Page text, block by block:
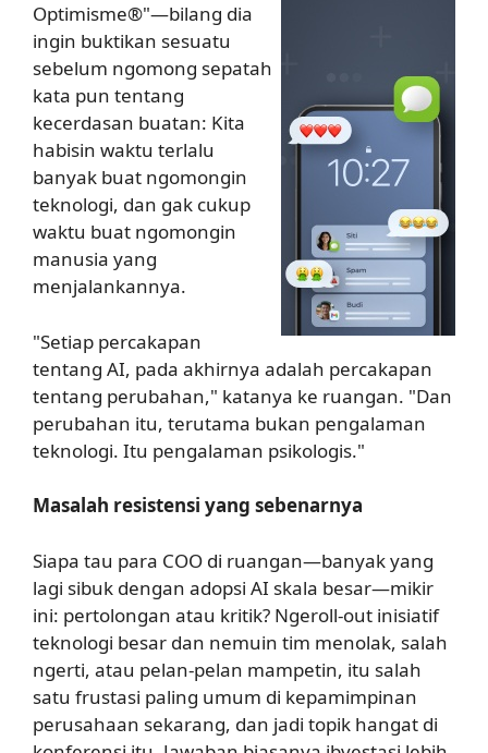
Optimisme®"—bilang dia
ingin buktikan sesuatu
sebelum ngomong sepatah
kata pun tentang
kecerdasan buatan: Kita
habisin waktu terlalu
banyak buat ngomongin
teknologi, dan gak cukup
waktu buat ngomongin
manusia yang
menjalankannya.
"Setiap percakapan
tentang AI, pada akhirnya adalah percakapan
tentang perubahan," katanya ke ruangan. "Dan
perubahan itu, terutama bukan pengalaman
teknologi. Itu pengalaman psikologis."
Masalah resistensi yang sebenarnya
Siapa tau para COO di ruangan—banyak yang
lagi sibuk dengan adopsi AI skala besar—mikir
ini: pertolongan atau kritik? Ngeroll-out inisiatif
teknologi besar dan nemuin tim menolak, salah
ngerti, atau pelan-pelan mampetin, itu salah
satu frustasi paling umum di kepamimpinan
perusahaan sekarang, dan jadi topik hangat di